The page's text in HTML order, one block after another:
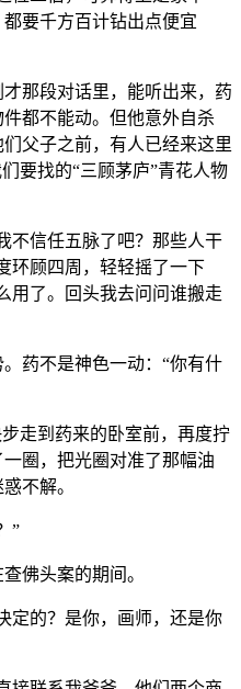
要千方百计钻出点便宜
那段对话里，能听出来，药
都不能动。但他意外自杀
父子之前，有人已经来这里
要找的“三顾茅庐”青花人物
不信任五脉了吧？那些人干
环顾四周，轻轻摇了一下
用了。回头我去问问谁搬走
药不是神色一动：“你有什
走到药来的卧室前，再度拧
圈，把光圈对准了那幅油
不解。
”
佛头案的期间。
定的？是你，画师，还是你